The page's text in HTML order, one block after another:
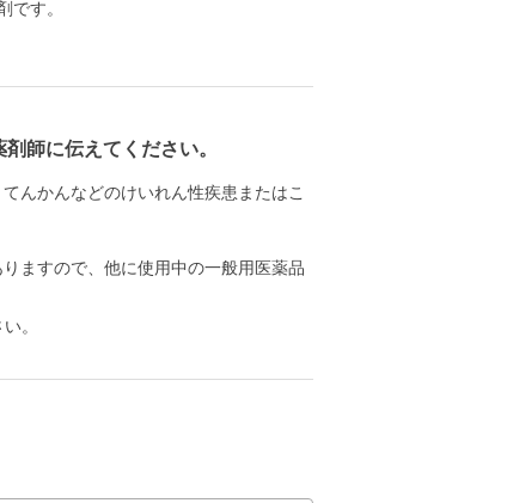
です。
師に伝えてください。
んかんなどのけいれん性疾患またはこ
ますので、他に使用中の一般用医薬品
。